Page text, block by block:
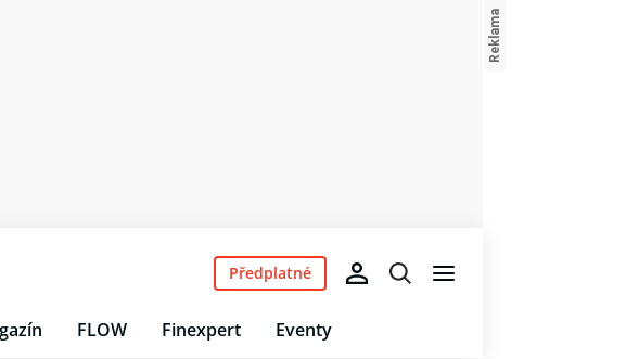
FLOW Finexpert Eventy
Předplatné